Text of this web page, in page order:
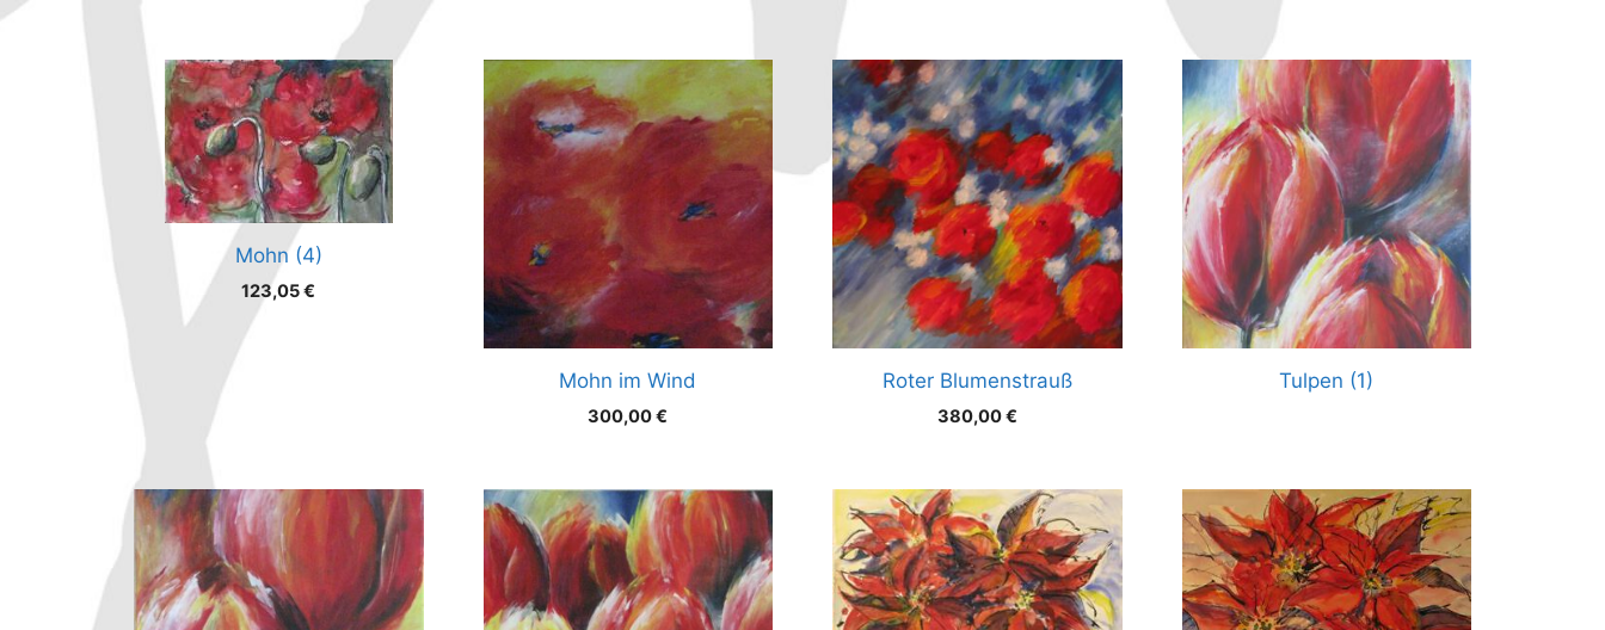
Mohn (4)
123,05€
Mohn im Wind
300,00€
Roter Blumenstrauß
380,00€
Tulpen (1)